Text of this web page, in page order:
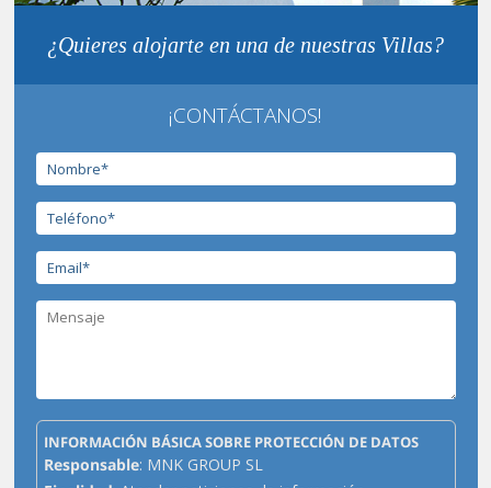
¿Quieres alojarte en una de nuestras Villas?
¡CONTÁCTANOS!
INFORMACIÓN BÁSICA SOBRE PROTECCIÓN DE DATOS
Responsable: MNK GROUP SL